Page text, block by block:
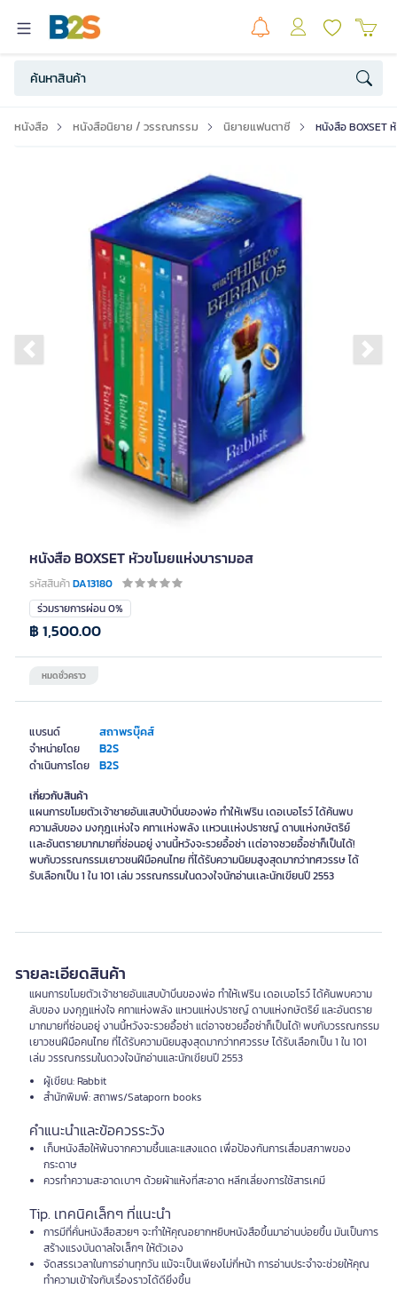
หนังสือ หนังสือนิยาย / วรรณกรรม นิยายแฟนตาซี หนังสือ BOXSET
Previous slide
หนังสือ BOXSET หัวขโมยแห่งบารามอส
รหัสสินค้าDA13180
แบรนด์ สถาพรบุ๊คส์
จำหน่ายโดย B2S
ดำเนินการโดย B2S
ร่วมรายการผ่อน 0%
หมดชั่วคราว
฿ 1,500.00
เกี่ยวกับสินค้า
แผนการขโมยตัวเจ้าชายอันแสบบ้าบิ่นของพ่อ ทำให้เฟริน เดอเบอโรว์ ได้ค้นพบ
ความลับของ มงกุฎเเห่งใจ คทาเเห่งพลัง เเหวนเเห่งปราชญ์ ดาบแห่งกษัตริย์
เเละอันตรายมากมายที่ซ่อนอยู่ งานนี้หวังจะรวยอื้อซ่า เเต่อาจซวยอื้อซ่าก็เป็นได้!
พบกับวรรณกรรมเยาวชนฝีมือคนไทย ที่ได้รับความนิยมสูงสุดมากว่าทศวรรษ ได้
รับเลือกเป็น 1 ใน 101 เล่ม วรรณกรรมในดวงใจนักอ่านเเละนักเขียนปี 2553
รายละเอียดสินค้า
แผนการขโมยตัวเจ้าชายอันแสบบ้าบิ่นของพ่อ ทำให้เฟริน เดอเบอโรว์ ได้ค้นพบความ
ลับของ มงกุฎแห่งใจ คทาแห่งพลัง แหวนแห่งปราชญ์ ดาบแห่งกษัตริย์ และอันตราย
มากมายที่ซ่อนอยู่ งานนี้หวังจะรวยอื้อซ่า แต่อาจซวยอื้อซ่าก็เป็นได้! พบกับวรรณกรรม
เยาวชนฝีมือคนไทย ที่ได้รับความนิยมสูงสุดมากว่าทศวรรษ ได้รับเลือกเป็น 1 ใน 101
เล่ม วรรณกรรมในดวงใจนักอ่านและนักเขียนปี 2553
ผู้เขียน: Rabbit
สำนักพิมพ์: สถาพร/Sataporn books
คำแนะนำและข้อควรระวัง
เก็บหนังสือให้พ้นจากความชื้นและแสงแดด เพื่อป้องกันการเสื่อมสภาพของ
กระดาษ
ควรทำความสะอาดเบาๆ ด้วยผ้าแห้งที่สะอาด หลีกเลี่ยงการใช้สารเคมี
Tip. เทคนิคเล็กๆ ที่แนะนำ
การมีที่คั่นหนังสือสวยๆ จะทำให้คุณอยากหยิบหนังสือขึ้นมาอ่านบ่อยขึ้น มันเป็นการ
สร้างแรงบันดาลใจเล็กๆ ให้ตัวเอง
จัดสรรเวลาในการอ่านทุกวัน แม้จะเป็นเพียงไม่กี่หน้า การอ่านประจำจะช่วยให้คุณ
ทำความเข้าใจกับเรื่องราวได้ดียิ่งขึ้น